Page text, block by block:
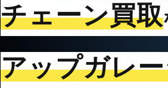
チェーン買取
アップガレ